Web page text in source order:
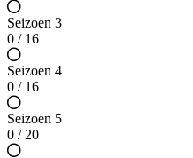
Seizoen 3
0 / 16
Seizoen 4
0 / 16
Seizoen 5
0 / 20